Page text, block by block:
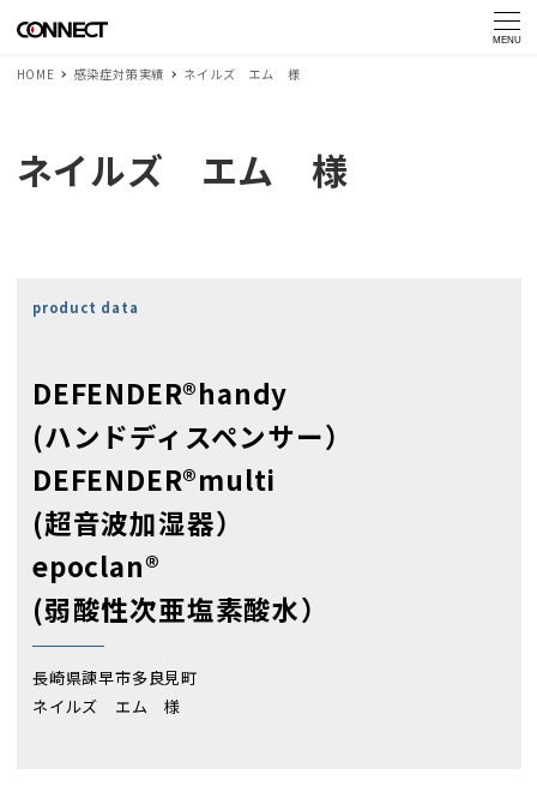
MENU
HOME 感染症対策実績 ネイルズ エム 様
ネイルズ エム 様
product data
DEFENDER®handy
(ハンドディスペンサー）
DEFENDER®multi
(超音波加湿器）
epoclan®
(弱酸性次亜塩素酸水）
長崎県諫早市多良見町
ネイルズ エム 様